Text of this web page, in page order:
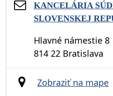
KANCELÁRIA
SLOVENSKEJ
Hlavné námestie 8
814 22 Bratislava
Zobraziť na mape